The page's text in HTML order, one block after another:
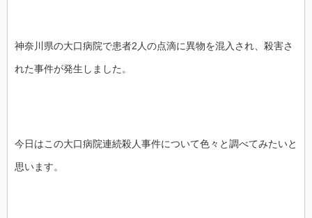
神奈川県の大口病院で患者2人の点滴に異物を混入され、殺害さ
れた事件が発生しました。
今日はこの大口病院連続殺人事件について色々と調べてみたいと
思います。